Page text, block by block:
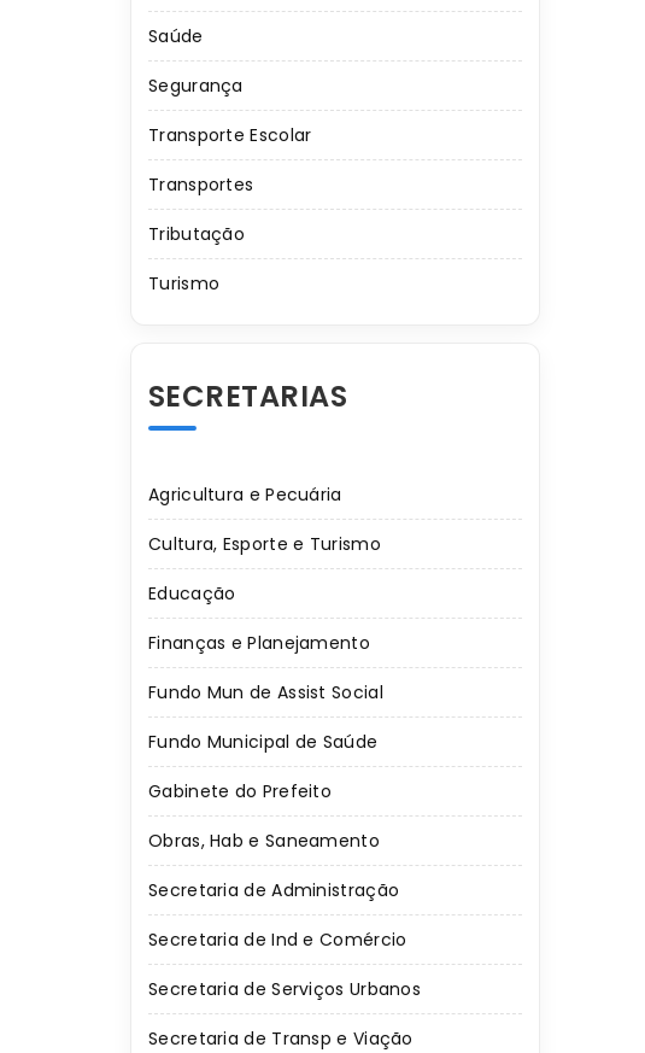
Saúde
Segurança
Transporte Escolar
Transportes
Tributação
Turismo
SECRETARIAS
Agricultura e Pecuária
Cultura, Esporte e Turismo
Educação
Finanças e Planejamento
Fundo Mun de Assist Social
Fundo Municipal de Saúde
Gabinete do Prefeito
Obras, Hab e Saneamento
Secretaria de Administração
Secretaria de Ind e Comércio
Secretaria de Serviços Urbanos
Secretaria de Transp e Viação